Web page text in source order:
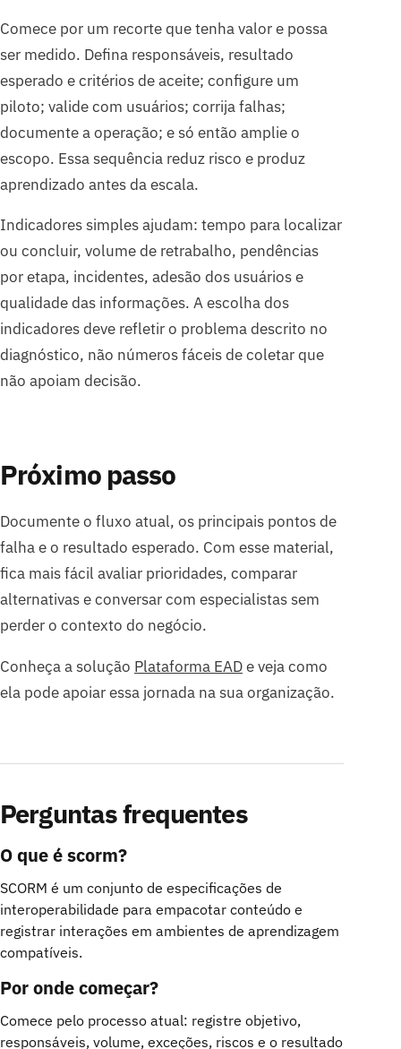
Comece por um recorte que tenha valor e possa
ser medido. Defina responsáveis, resultado
esperado e critérios de aceite; configure um
piloto; valide com usuários; corrija falhas;
documente a operação; e só então amplie o
escopo. Essa sequência reduz risco e produz
aprendizado antes da escala.
Indicadores simples ajudam: tempo para localizar
ou concluir, volume de retrabalho, pendências
por etapa, incidentes, adesão dos usuários e
qualidade das informações. A escolha dos
indicadores deve refletir o problema descrito no
diagnóstico, não números fáceis de coletar que
não apoiam decisão.
Próximo passo
Documente o fluxo atual, os principais pontos de
falha e o resultado esperado. Com esse material,
fica mais fácil avaliar prioridades, comparar
alternativas e conversar com especialistas sem
perder o contexto do negócio.
Conheça a solução Plataforma EADe veja como
ela pode apoiar essa jornada na sua organização.
Perguntas frequentes
O que é scorm?
SCORM é um conjunto de especificações de
interoperabilidade para empacotar conteúdo e
registrar interações em ambientes de aprendizagem
compatíveis.
Por onde começar?
Comece pelo processo atual: registre objetivo,
responsáveis, volume, exceções, riscos e o resultado